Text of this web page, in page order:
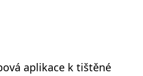
aplikace k tištěné